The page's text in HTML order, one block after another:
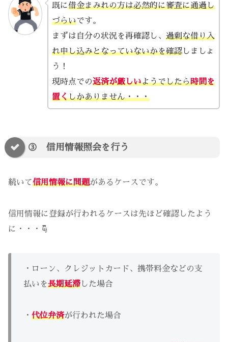
既に借金まみれの方は必然的に審査に通過し
づらいです。
まずは自分の状況を再確認し、 過剰な借り入
れ申し込みとなっていないかを確認しましょ
う！
現時点での返済が厳しいようでしたら時間を
置くしかありません・・・
③ 信用情報照会を行う
続いて信用情報に問題があるケースです。
信用情報に登録が行われるケースは先ほど確認したよう
に・・・☟
・ローン、クレジットカード、携帯料金などの支
払いを長期延滞 した場合
・ 代位弁済が行われた場合